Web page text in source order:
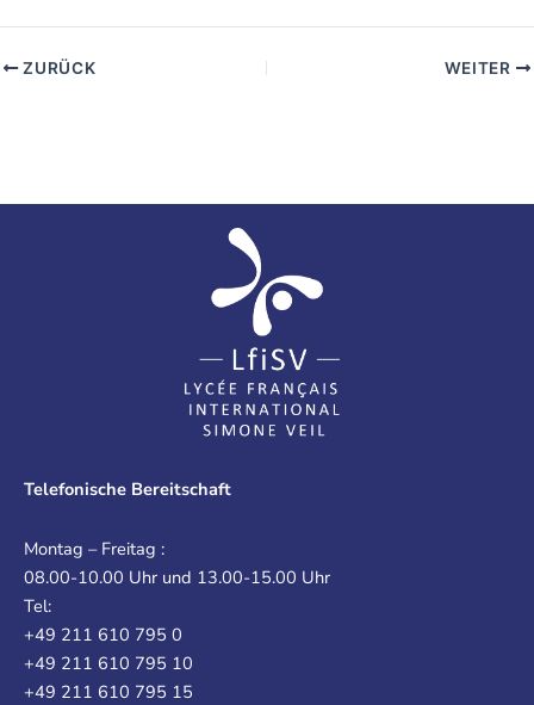
ZURÜCK WEITER
Telefonische Bereitschaft
Montag – Freitag :
08.00-10.00 Uhr und 13.00-15.00 Uhr
Tel:
+49 211 610 795 0
+49 211 610 795 10
+49 211 610 795 15